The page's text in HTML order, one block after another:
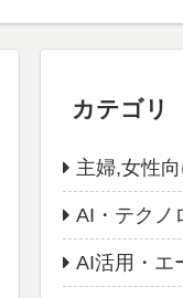
カテゴリ
主婦,女性
AI・テクノ
AI活用・エ